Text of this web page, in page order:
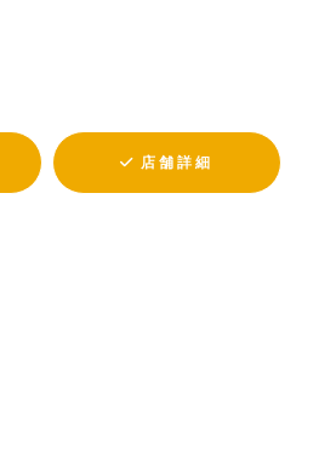
店舗詳細